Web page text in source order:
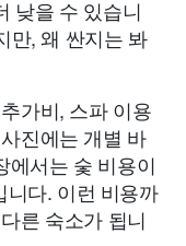
낮을 수 있습니
만, 왜 싼지는 봐
가비, 스파 이용
진에는 개별 바
에서는 숯 비용이
니다. 이런 비용까
른 숙소가 됩니